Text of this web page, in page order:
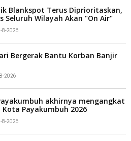
Blankspot Terus Diprioritaskan,
Seluruh Wilayah Akan "On Air"
8-2026
Bergerak Bantu Korban Banjir
2026
akhirnya mengangkat
Payakumbuh 2026
8-2026